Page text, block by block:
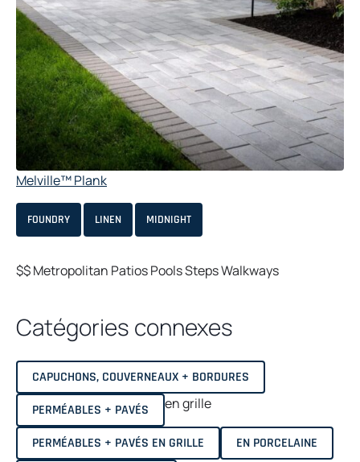
Melville™ Plank
FOUNDRY LINEN MIDNIGHT
$$Metropolitan PatiosPoolsStepsWalkways
Catégories connexes
CAPUCHONS, COUVERNEAUX + BORDURES
PERMÉABLES + PAVÉS
en grille
PERMÉABLES + PAVÉS EN GRILLE
EN PORCELAINE